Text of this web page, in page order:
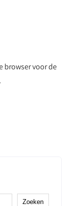
browser voor de
Zoeken